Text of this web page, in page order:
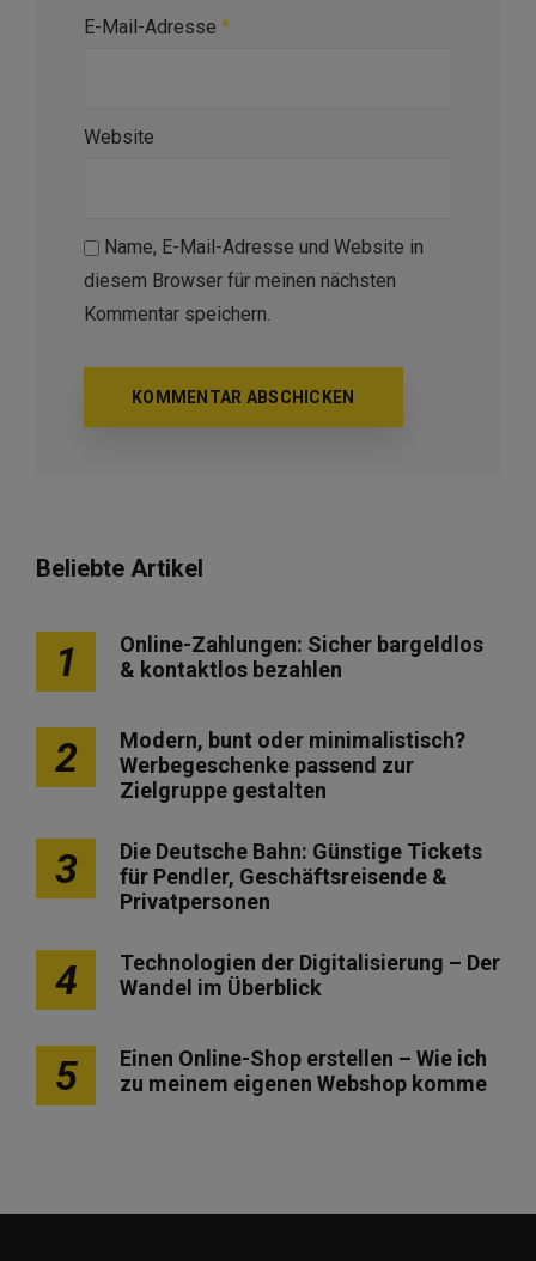
E-Mail-Adresse *
Website
Name, E-Mail-Adresse und Website in
diesem Browser für meinen nächsten
Kommentar speichern.
Beliebte Artikel
1
Online-Zahlungen: Sicher bargeldlos
& kontaktlos bezahlen
2
Modern, bunt oder minimalistisch?
Werbegeschenke passend zur
Zielgruppe gestalten
3
Die Deutsche Bahn: Günstige Tickets
für Pendler, Geschäftsreisende &
Privatpersonen
4
Technologien der Digitalisierung – Der
Wandel im Überblick
5
Einen Online-Shop erstellen – Wie ich
zu meinem eigenen Webshop komme